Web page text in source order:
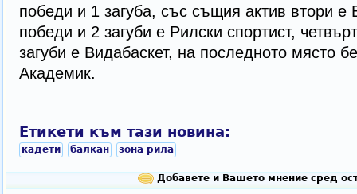
победи и 1 загуба, със същия актив втори е
победи и 2 загуби е Рилски спортист,
загуби е Видабаскет, на последното място
Академик.
Етикети към тази новина:
кадети балкан зона рила
Добавете и Вашето мнение сред